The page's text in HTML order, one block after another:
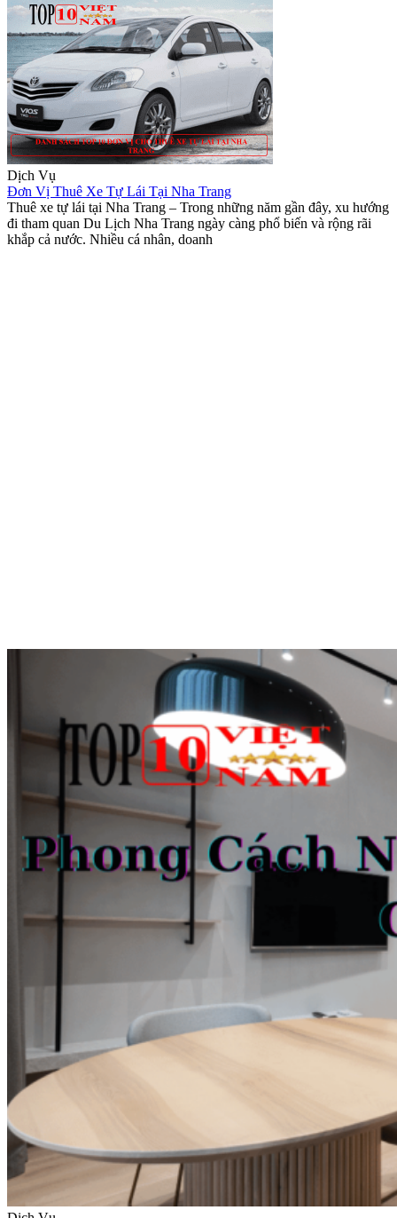
Dịch Vụ
Đơn Vị Thuê Xe Tự Lái Tại Nha Trang
Thuê xe tự lái tại Nha Trang – Trong những năm gần đây, xu hướng
đi tham quan Du Lịch Nha Trang ngày càng phổ biến và rộng rãi
khắp cả nước. Nhiều cá nhân, doanh